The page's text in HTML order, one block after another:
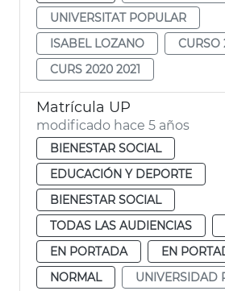
UNIVERSITAT POPULAR
ISABEL LOZANO
CURSO
CURS 2020 2021
Matrícula UP
modificado hace 5 años
BIENESTAR SOCIAL
EDUCACIÓN Y DEPORTE
BIENESTAR SOCIAL
TODAS LAS AUDIENCIAS
EN PORTADA
EN
NORMAL
UNIVERSIDAD